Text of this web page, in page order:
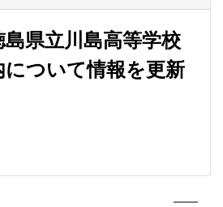
県立川島高等学校
について情報を更新